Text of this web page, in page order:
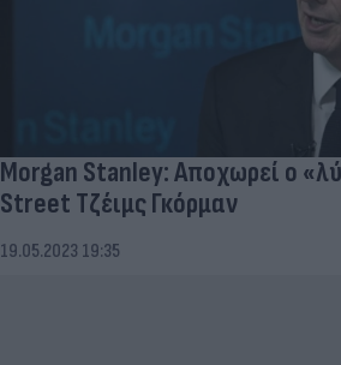
Morgan Stanley: Αποχωρεί ο
Street Τζέιμς Γκόρμαν
19.05.2023 19:35